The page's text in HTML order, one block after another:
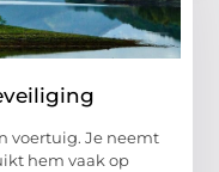
voertuig. Je neemt
hem vaak op